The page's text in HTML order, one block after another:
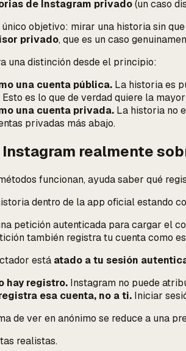
de Instagram privado(un caso
único objetivo: mirar una historia sin
privado, que es un caso
una distinción desde el principio:
una cuenta pública. La historia es
es lo que de verdad quiere la
una cuenta privada. La historia no
privadas más abajo.
realmente
funcionan, ayuda saber qué
dentro de la app oficial estando
petición autenticada para cargar el
también registra tu cuenta como
está atado a tu sesión
hay registro. Instagram no puede
esa cuenta, no a ti. Iniciar
de ver en anónimo se reduce a una
realistas.